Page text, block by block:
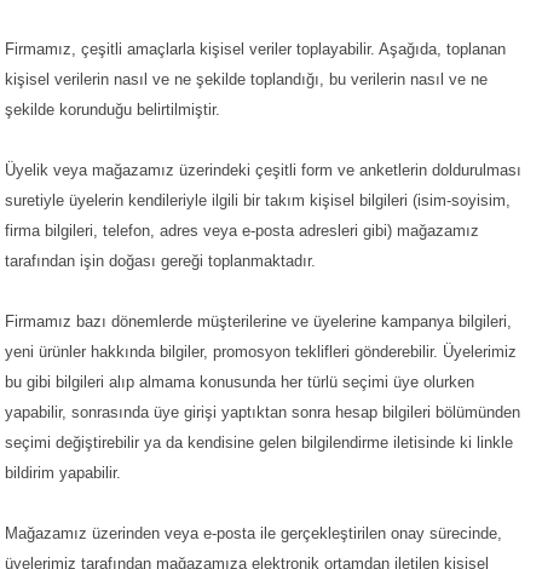
Firmamız, çeşitli amaçlarla kişisel veriler toplayabilir. Aşağıda, toplanan
kişisel verilerin nasıl ve ne şekilde toplandığı, bu verilerin nasıl ve ne
şekilde korunduğu belirtilmiştir.
Üyelik veya mağazamız üzerindeki çeşitli form ve anketlerin doldurulması
suretiyle üyelerin kendileriyle ilgili bir takım kişisel bilgileri (isim-soyisim,
firma bilgileri, telefon, adres veya e-posta adresleri gibi) mağazamız
tarafından işin doğası gereği toplanmaktadır.
Firmamız bazı dönemlerde müşterilerine ve üyelerine kampanya bilgileri,
yeni ürünler hakkında bilgiler, promosyon teklifleri gönderebilir. Üyelerimiz
bu gibi bilgileri alıp almama konusunda her türlü seçimi üye olurken
yapabilir, sonrasında üye girişi yaptıktan sonra hesap bilgileri bölümünden
seçimi değiştirebilir ya da kendisine gelen bilgilendirme iletisinde ki linkle
bildirim yapabilir.
Mağazamız üzerinden veya e-posta ile gerçekleştirilen onay sürecinde,
üyelerimiz tarafından mağazamıza elektronik ortamdan iletilen kişisel